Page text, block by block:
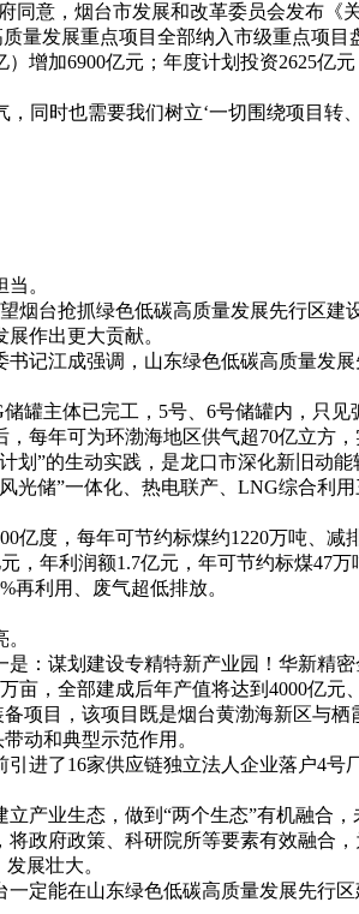
意，烟台市发展和改革委员会发布《
量发展重点项目全部纳入市级重点项
增加6900亿元；年度计划投资2625亿
同时也需要我们树立‘一切围绕项目
。
台抢抓绿色低碳高质量发展先行区
作出更大贡献。
记江成强调，山东绿色低碳高质量发
主体已完工，5号、6号储罐内，只
年可为环渤海地区供气超70亿立方
”的生动实践，是龙口市深化新旧动
光储”一体化、热电联产、LNG综合利
度，每年可节约标煤约1220万吨、减
年利润额1.7亿元，年可节约标煤47
再利用、废气超低排放。
：谋划建设专精特新产业园！华新精
，全部建成后年产值将达到4000亿元
项目，该项目既是烟台黄渤海新区与
动和典型示范作用。
进了16家供应链独立法人企业落户4
产业生态，做到“两个生态”有机融合，
政府政策、科研院所等要素有效融合
展壮大。
定能在山东绿色低碳高质量发展先行区